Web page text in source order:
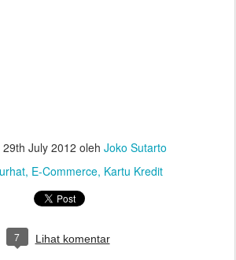
29th July 2012 oleh Joko Sutarto
E-Commerce Kartu Kredit
7 Lihat komentar